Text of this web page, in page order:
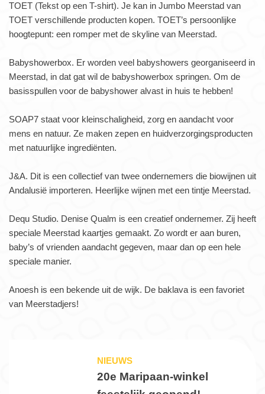
TOET (Tekst op een T-shirt). Je kan in Jumbo Meerstad van
TOET verschillende producten kopen. TOET’s persoonlijke
hoogtepunt: een romper met de skyline van Meerstad.
Babyshowerbox. Er worden veel babyshowers georganiseerd in
Meerstad, in dat gat wil de babyshowerbox springen. Om de
basisspullen voor de babyshower alvast in huis te hebben!
SOAP7 staat voor kleinschaligheid, zorg en aandacht voor
mens en natuur. Ze maken zepen en huidverzorgingsproducten
met natuurlijke ingrediënten.
J&A. Dit is een collectief van twee ondernemers die biowijnen uit
Andalusië importeren. Heerlijke wijnen met een tintje Meerstad.
Dequ Studio. Denise Qualm is een creatief ondernemer. Zij heeft
speciale Meerstad kaartjes gemaakt. Zo wordt er aan buren,
baby’s of vrienden aandacht gegeven, maar dan op een hele
speciale manier.
Anoesh is een bekende uit de wijk. De baklava is een favoriet
van Meerstadjers!
NIEUWS
20e Maripaan-winkel